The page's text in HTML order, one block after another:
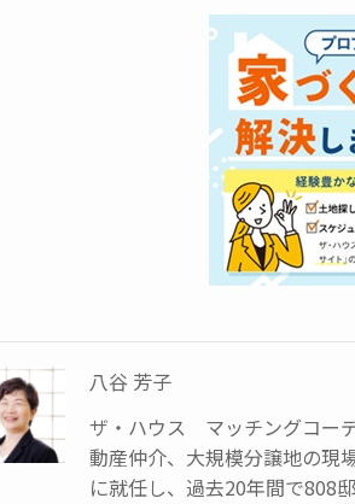
八谷 芳子
ザ・ハウス マッチングコー
動産仲介、大規模分譲地の現
に就任し、過去20年間で808